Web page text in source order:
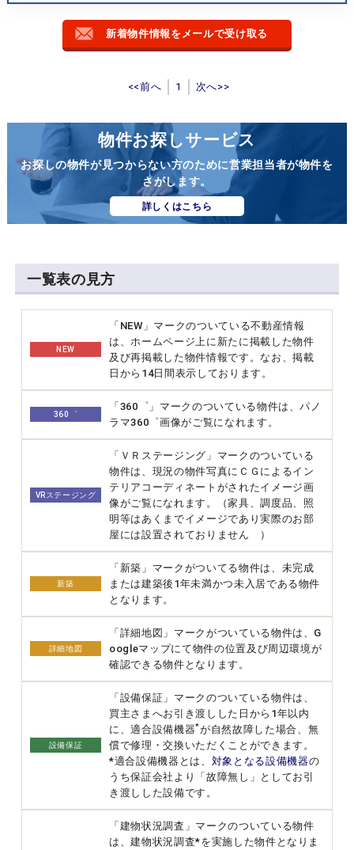
新着物件情報をメールで受け取る
<<前へ 1 次へ>>
物件お探しサービス
お探しの物件が見つからない方のために営業担当者が物件を
さがします。
詳しくはこちら
一覧表の見方
NEW
「NEW」マークのついている不動産情報
は、ホームページ上に新たに掲載した物件
及び再掲載した物件情報です。なお、掲載
日から14日間表示しております。
360゜
「360゜」マークのついている物件は、パノ
ラマ360゜画像がご覧になれます。
VRステージング
「ＶＲステージング」マークのついている
物件は、現況の物件写真にＣＧによるイン
テリアコーディネートがされたイメージ画
像がご覧になれます。（家具、調度品、照
明等はあくまでイメージであり実際のお部
屋には設置されておりません ）
新築
「新築」マークがついてる物件は、未完成
または建築後1年未満かつ未入居である物件
となります。
詳細地図
「詳細地図」マークがついている物件は、G
oogleマップにて物件の位置及び周辺環境が
確認できる物件となります。
設備保証
「設備保証」マークのついている物件は、
買主さまへお引き渡しした日から1年以内
に、適合設備機器*が自然故障した場合、無
償で修理・交換いただくことができます。
*適合設備機器とは、 対象となる設備機器の
うち保証会社より「故障無し」としてお引
き渡しした設備です。
「建物状況調査」マークのついている物件
は、建物状況調査*を実施した物件となりま